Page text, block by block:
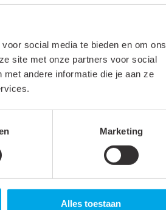
social media te bieden en om ons
site met onze partners voor social
andere informatie die je aan ze
Marketing
Alles toestaan